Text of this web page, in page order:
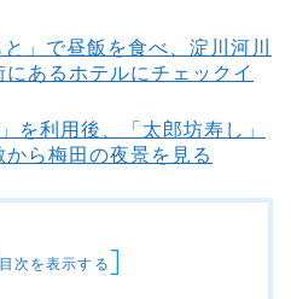
」で昼飯を食べ、淀川河川
あるホテルにチェックイ
を利用後、「太郎坊寿し」
ら梅田の夜景を見る
目次を表示する]